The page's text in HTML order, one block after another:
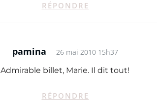
RÉPONDRE
pamina
26 mai 2010 15h37
Admirable billet, Marie. Il dit tout!
RÉPONDRE